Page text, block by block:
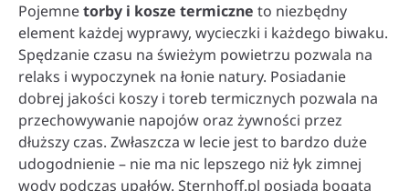
Pojemnetorby i kosze termiczne to niezbędny
element każdej wyprawy, wycieczki i każdego biwaku.
Spędzanie czasu na świeżym powietrzu pozwala na
relaks i wypoczynek na łonie natury. Posiadanie
dobrej jakości koszy i toreb termicznych pozwala na
przechowywanie napojów oraz żywności przez
dłuższy czas. Zwłaszcza w lecie jest to bardzo duże
udogodnienie – nie ma nic lepszego niż łyk zimnej
wody podczas upałów. Sternhoff.pl posiada bogatą